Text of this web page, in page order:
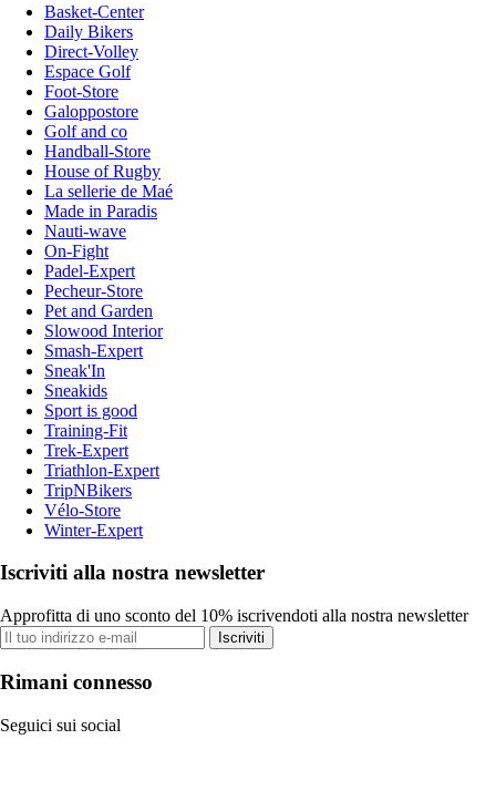
Basket-Center
Daily Bikers
Direct-Volley
Espace Golf
Foot-Store
Galoppostore
Golf and co
Handball-Store
House of Rugby
La sellerie de Maé
Made in Paradis
Nauti-wave
On-Fight
Padel-Expert
Pecheur-Store
Pet and Garden
Slowood Interior
Smash-Expert
Sneak'In
Sneakids
Sport is good
Training-Fit
Trek-Expert
Triathlon-Expert
TripNBikers
Vélo-Store
Winter-Expert
Iscriviti alla nostra newsletter
Approfitta di uno sconto del 10% iscrivendoti alla nostra newsletter
Iscriviti
Rimani connesso
Seguici sui social